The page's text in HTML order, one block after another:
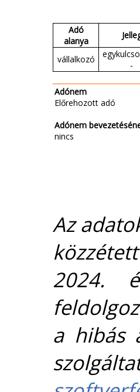
Adó
alanya
vállalkozó
-
Adónem
Előrehozott adó
Adónem
nincs
Az
2024.
a hibás